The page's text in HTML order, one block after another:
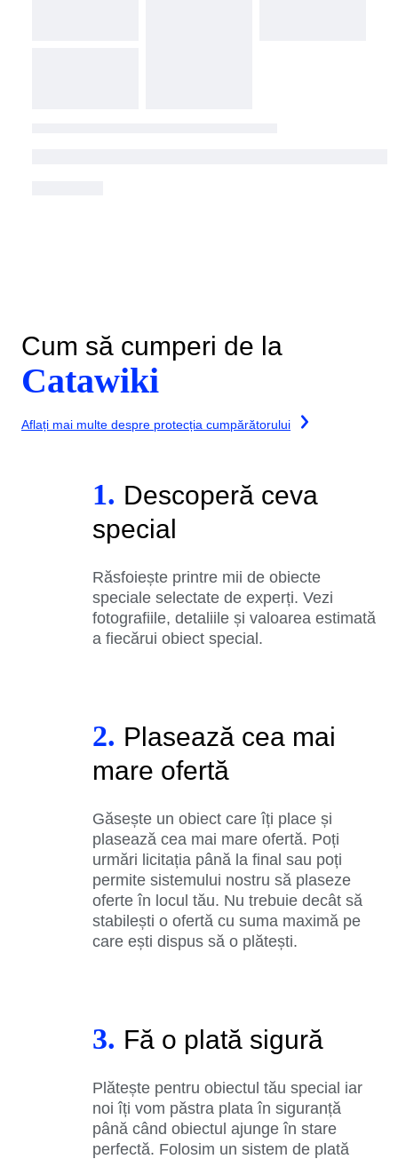
Cum să cumperi de la
Catawiki
Aflați mai multe despre protecția cumpărătorului
1. Descoperă ceva
special
Răsfoiește printre mii de obiecte
speciale selectate de experți. Vezi
fotografiile, detaliile și valoarea estimată
a fiecărui obiect special.
2. Plasează cea mai
mare ofertă
Găsește un obiect care îți place și
plasează cea mai mare ofertă. Poți
urmări licitația până la final sau poți
permite sistemului nostru să plaseze
oferte în locul tău. Nu trebuie decât să
stabilești o ofertă cu suma maximă pe
care ești dispus să o plătești.
3. Fă o plată sigură
Plătește pentru obiectul tău special iar
noi îți vom păstra plata în siguranță
până când obiectul ajunge în stare
perfectă. Folosim un sistem de plată